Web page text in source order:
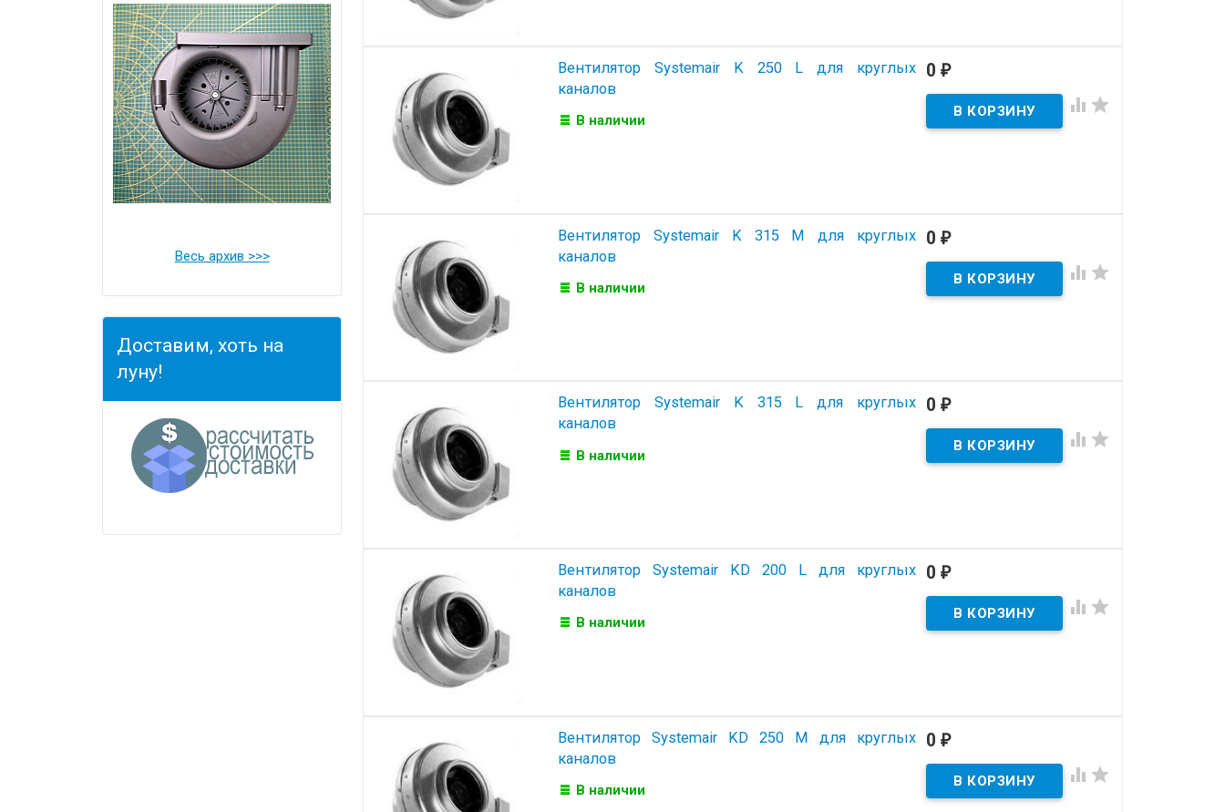
Весь архив >>>
Доставим, хоть на
луну!
Вентилятор Systemair K 250 L для круглых
каналов
В наличии
0₽
 
Вентилятор Systemair K 315 M для круглых
каналов
В наличии
0₽
 
Вентилятор Systemair K 315 L для круглых
каналов
В наличии
0₽
 
Вентилятор Systemair KD 200 L для круглых
каналов
В наличии
0₽
 
Вентилятор Systemair KD 250 M для круглых
каналов
В наличии
0₽
 